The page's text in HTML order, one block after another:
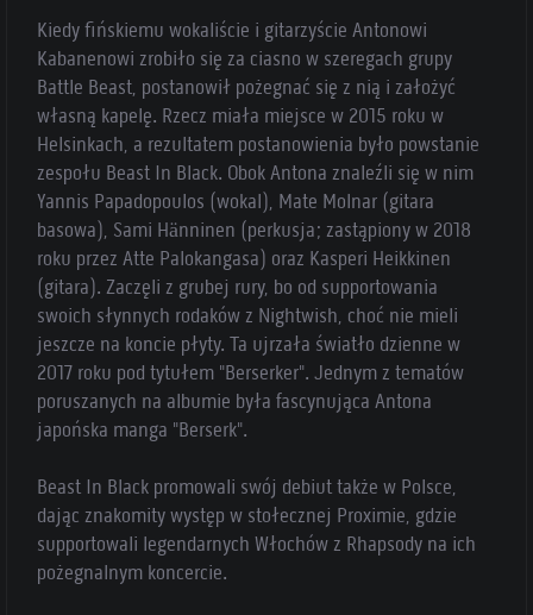
Kiedy fińskiemu wokaliście i gitarzyście Antonowi
Kabanenowi zrobiło się za ciasno w szeregach grupy
Battle Beast, postanowił pożegnać się z nią i założyć
własną kapelę. Rzecz miała miejsce w 2015 roku w
Helsinkach, a rezultatem postanowienia było powstanie
zespołu Beast In Black. Obok Antona znaleźli się w nim
Yannis Papadopoulos (wokal), Mate Molnar (gitara
basowa), Sami Hänninen (perkusja; zastąpiony w 2018
roku przez Atte Palokangasa) oraz Kasperi Heikkinen
(gitara). Zaczęli z grubej rury, bo od supportowania
swoich słynnych rodaków z Nightwish, choć nie mieli
jeszcze na koncie płyty. Ta ujrzała światło dzienne w
2017 roku pod tytułem "Berserker". Jednym z tematów
poruszanych na albumie była fascynująca Antona
japońska manga "Berserk".
Beast In Black promowali swój debiut także w Polsce,
dając znakomity występ w stołecznej Proximie, gdzie
supportowali legendarnych Włochów z Rhapsody na ich
pożegnalnym koncercie.